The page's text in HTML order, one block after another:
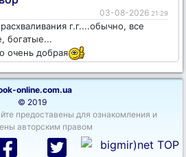
03-08-2026 21:29
г.г....обычно, все
богатые...
очень добрая
online.com.ua
© 2019
предоставены для ознакомления и
авторским правом